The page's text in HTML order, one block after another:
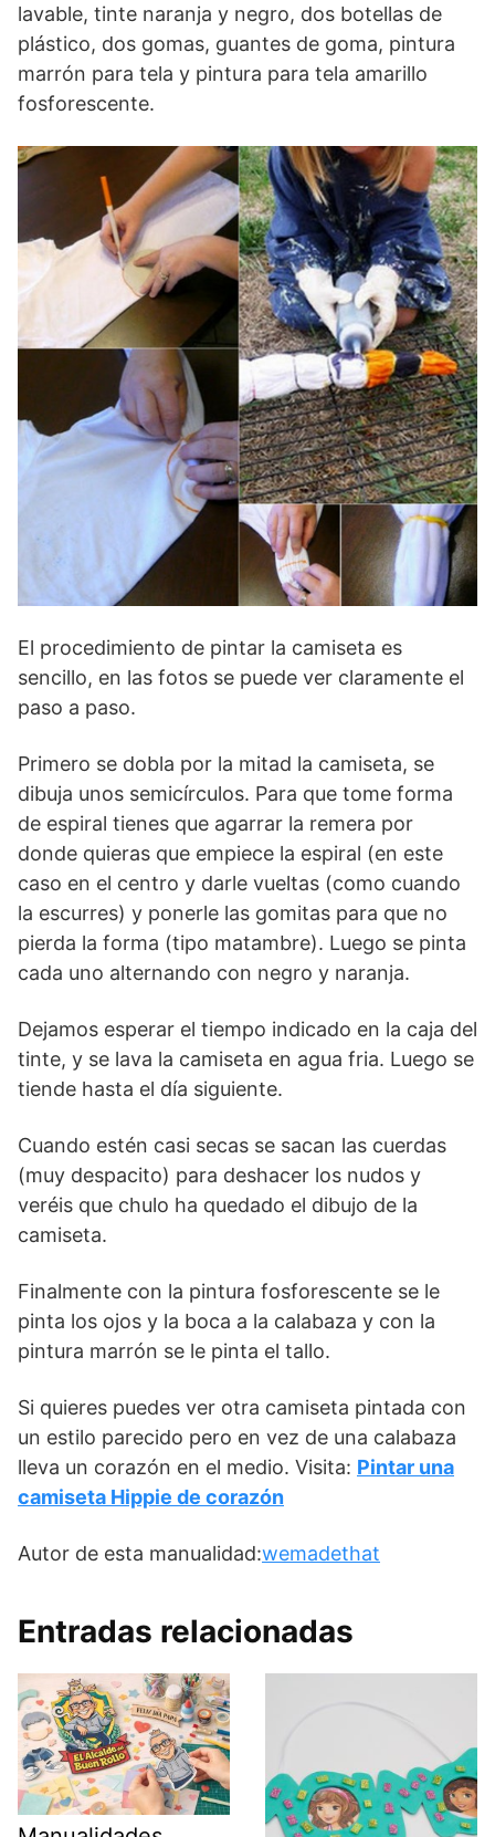
lavable, tinte naranja y negro, dos botellas de
plástico, dos gomas, guantes de goma, pintura
marrón para tela y pintura para tela amarillo
fosforescente.
El procedimiento de pintar la camiseta es
sencillo, en las fotos se puede ver claramente el
paso a paso.
Primero se dobla por la mitad la camiseta, se
dibuja unos semicírculos. Para que tome forma
de espiral tienes que agarrar la remera por
donde quieras que empiece la espiral (en este
caso en el centro y darle vueltas (como cuando
la escurres) y ponerle las gomitas para que no
pierda la forma (tipo matambre). Luego se pinta
cada uno alternando con negro y naranja.
Dejamos esperar el tiempo indicado en la caja del
tinte, y se lava la camiseta en agua fria. Luego se
tiende hasta el día siguiente.
Cuando estén casi secas se sacan las cuerdas
(muy despacito) para deshacer los nudos y
veréis que chulo ha quedado el dibujo de la
camiseta.
Finalmente con la pintura fosforescente se le
pinta los ojos y la boca a la calabaza y con la
pintura marrón se le pinta el tallo.
Si quieres puedes ver otra camiseta pintada con
un estilo parecido pero en vez de una calabaza
lleva un corazón en el medio. Visita: Pintar una
camiseta Hippie de corazón
Autor de esta manualidad:wemadethat
Entradas relacionadas